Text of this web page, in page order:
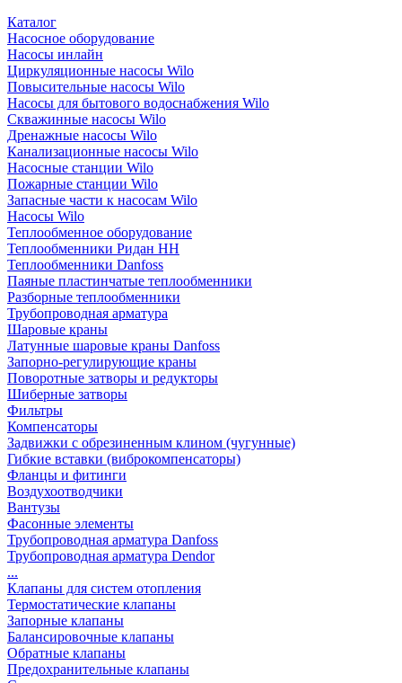
Каталог
Насосное оборудование
Насосы инлайн
Циркуляционные насосы Wilo
Повысительные насосы Wilo
Насосы для бытового водоснабжения Wilo
Скважинные насосы Wilo
Дренажные насосы Wilo
Канализационные насосы Wilo
Насосные станции Wilo
Пожарные станции Wilo
Запасные части к насосам Wilo
Насосы Wilo
Теплообменное оборудование
Теплообменники Ридан НН
Теплообменники Danfoss
Паяные пластинчатые теплообменники
Разборные теплообменники
Трубопроводная арматура
Шаровые краны
Латунные шаровые краны Danfoss
Запорно-регулирующие краны
Поворотные затворы и редукторы
Шиберные затворы
Фильтры
Компенсаторы
Задвижки с обрезиненным клином (чугунные)
Гибкие вставки (виброкомпенсаторы)
Фланцы и фитинги
Воздухоотводчики
Вантузы
Фасонные элементы
Трубопроводная арматура Danfoss
Трубопроводная арматура Dendor
...
Клапаны для систем отопления
Термостатические клапаны
Запорные клапаны
Балансировочные клапаны
Обратные клапаны
Предохранительные клапаны